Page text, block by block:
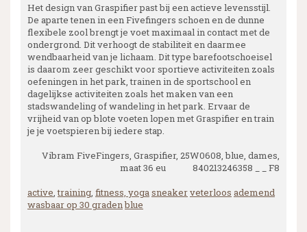
Het design van Graspifier past bij een actieve levensstijl.
De aparte tenen in een Fivefingers schoen en de dunne
flexibele zool brengt je voet maximaal in contact met de
ondergrond. Dit verhoogt de stabiliteit en daarmee
wendbaarheid van je lichaam. Dit type barefootschoeisel
is daarom zeer geschikt voor sportieve activiteiten zoals
oefeningen in het park, trainen in de sportschool en
dagelijkse activiteiten zoals het maken van een
stadswandeling of wandeling in het park. Ervaar de
vrijheid van op blote voeten lopen met Graspifier en train
je je voetspieren bij iedere stap.
Vibram FiveFingers, Graspifier, 25W0608, blue, dames,
maat 36 eu 840213246358 _ _ F8
active,training, fitness, yogasneakerveterloos ademend
wasbaar op 30 gradenblue